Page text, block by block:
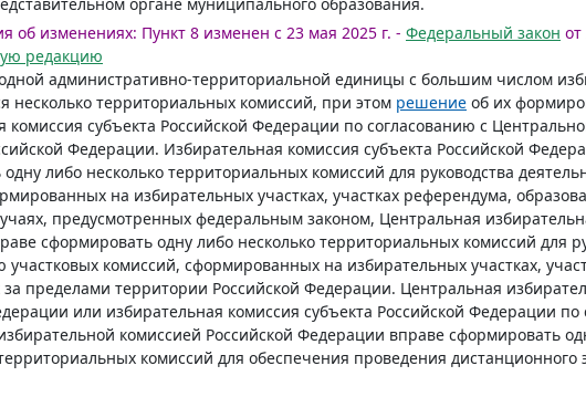
об изменениях: Пункт 8 изменен с 23 мая 2025 г. - Федеральный закон
редакцию
административно-территориальной единицы с большим числом
несколько территориальных комиссий, при этом решение об их
комиссия субъекта Российской Федерации по согласованию с
Федерации. Избирательная комиссия субъекта Российской
либо несколько территориальных комиссий для руководства
на избирательных участках, участках референдума,
предусмотренных федеральным законом, Центральная
сформировать одну либо несколько территориальных комиссий для
участковых комиссий, сформированных на избирательных участках,
пределами территории Российской Федерации. Центральная
или избирательная комиссия субъекта Российской Федерации по
комиссией Российской Федерации вправе сформировать
комиссий для обеспечения проведения дистанционного